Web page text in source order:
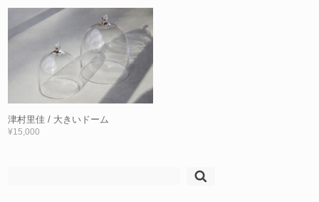
津村里佳 / 大きいドーム
¥15,000